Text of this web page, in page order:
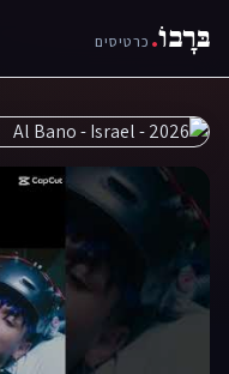
בּרָבוֹ. כרטיסים